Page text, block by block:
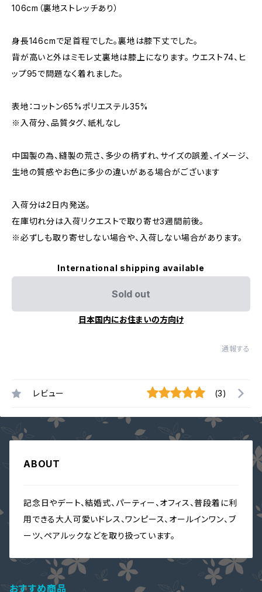
106cm（裏地ストレッチあり）
身長146cmで足首程でした。裏地は膝下丈でした。
背が高いと外はミモレ丈裏地は膝上になります。 ウエスト74、ヒ
ップ95で問題なく着れました。
表地：コットン65%ポリエステル35%
※入荷分、品質タグ、紙札なし
中国製の為、縫製の荒さ、多少の柄ずれ、サイズの誤差、イメージ、
生地の質感やお色に多少の違いがある場合がございます
入荷分は2日内発送。
在庫切れ分は入荷リクエストで取り寄せ3週間前後。
※必ずしも取り寄せしない場合や、入荷しない場合があります。
International shipping available
Sold out
日本国内にお住まいの方向け
通報する
レビュー (3)
ABOUT
記念日やデート、結婚式、パーティー、オフィス、普段着に利
用できる大人可愛いドレス、ワンピース、オールインワン、ブ
ーツ、ペアルックなどを取り扱っています。
おすすめ商品